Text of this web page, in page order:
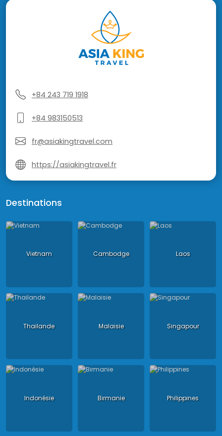
+84 243 719 1918
+84 983150513
fr@asiakingtravel.com
https://asiakingtravel.fr
Destinations
Vietnam Cambodge Laos
Thailande Malaisie Singapour
Indonésie Birmanie Philippines